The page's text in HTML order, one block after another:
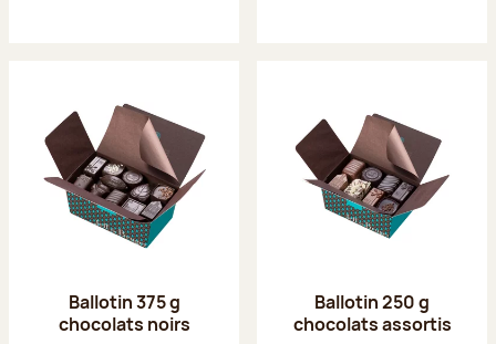
Ballotin 375 g
chocolats noirs
Ballotin 250 g
chocolats assortis